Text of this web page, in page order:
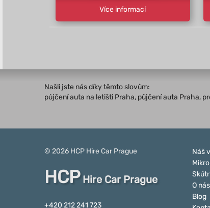
Více informací
Našli jste nás díky těmto slovům:
půjčení auta na letišti Praha, půjčení auta Praha,
© 2026 HCP Hire Car Prague
HCPHire Car Prague
+420 212 241 723
Náš
O nás
Blog